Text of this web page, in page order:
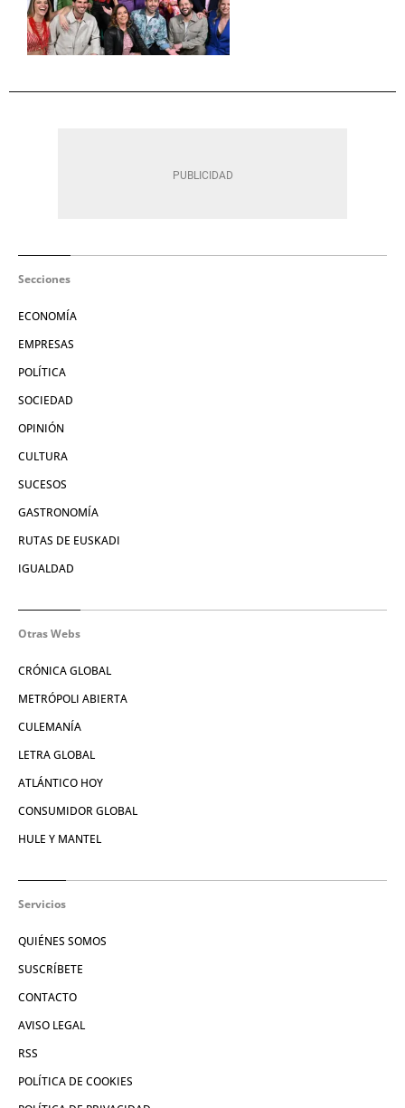
Secciones
ECONOMÍA
EMPRESAS
POLÍTICA
SOCIEDAD
OPINIÓN
CULTURA
SUCESOS
GASTRONOMÍA
RUTAS DE EUSKADI
IGUALDAD
Otras Webs
CRÓNICA GLOBAL
METRÓPOLI ABIERTA
CULEMANÍA
LETRA GLOBAL
ATLÁNTICO HOY
CONSUMIDOR GLOBAL
HULE Y MANTEL
Servicios
QUIÉNES SOMOS
SUSCRÍBETE
CONTACTO
AVISO LEGAL
RSS
POLÍTICA DE COOKIES